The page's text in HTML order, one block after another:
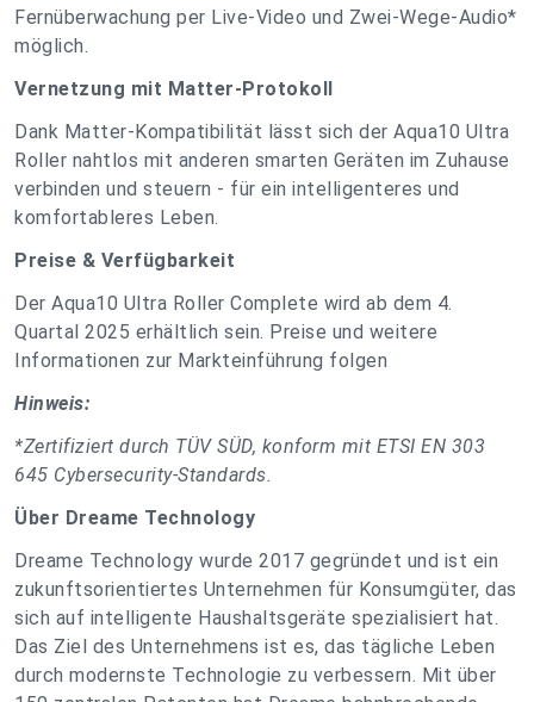
Fernüberwachung per Live-Video und Zwei-Wege-Audio*
möglich.
Vernetzung mit Matter-Protokoll
Dank Matter-Kompatibilität lässt sich der Aqua10 Ultra
Roller nahtlos mit anderen smarten Geräten im Zuhause
verbinden und steuern - für ein intelligenteres und
komfortableres Leben.
Preise & Verfügbarkeit
Der Aqua10 Ultra Roller Complete wird ab dem 4.
Quartal 2025 erhältlich sein. Preise und weitere
Informationen zur Markteinführung folgen
Hinweis:
*Zertifiziert durch TÜV SÜD, konform mit ETSI EN 303
645 Cybersecurity-Standards.
Über Dreame Technology
Dreame Technology wurde 2017 gegründet und ist ein
zukunftsorientiertes Unternehmen für Konsumgüter, das
sich auf intelligente Haushaltsgeräte spezialisiert hat.
Das Ziel des Unternehmens ist es, das tägliche Leben
durch modernste Technologie zu verbessern. Mit über